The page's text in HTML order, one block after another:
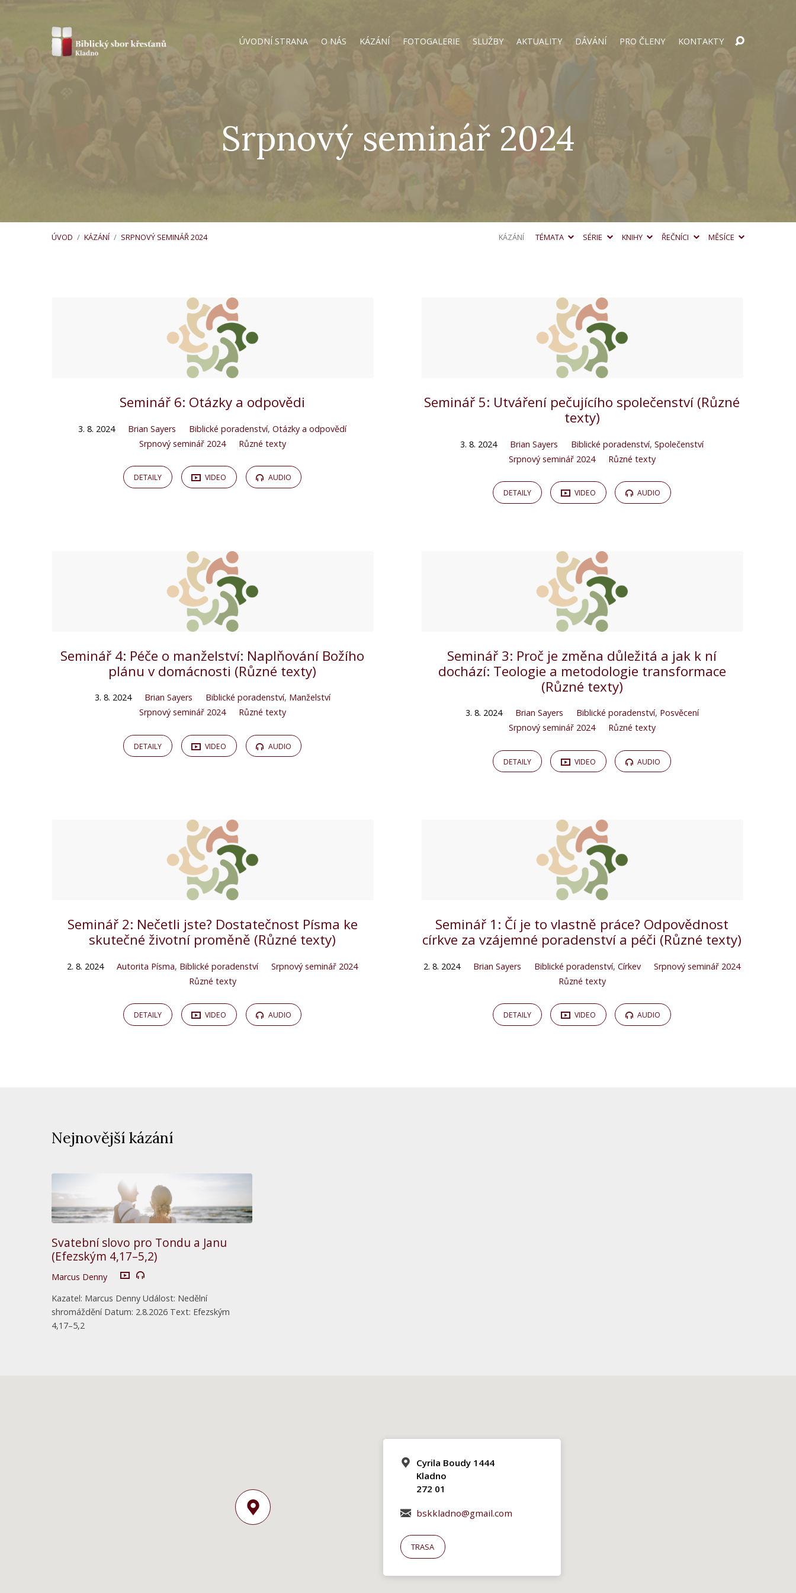
ÚVODNÍ STRANA O NÁS KÁZÁNÍ FOTOGALERIE SLUŽBY AKTUALITY DÁVÁNÍ PRO ČLENY KONTAKTY
Srpnový seminář 2024
ÚVOD / KÁZÁNÍ / SRPNOVÝ SEMINÁŘ 2024 KÁZÁNÍ TÉMATA SÉRIE KNIHY ŘEČNÍCI MĚSÍCE
Seminář 6: Otázky a odpovědi
3. 8. 2024 Brian Sayers Biblické poradenství,Otázky a odpovědí
Srpnový seminář 2024
Různé texty
DETAILY VIDEO AUDIO
Seminář 5: Utváření pečujícího společenství (Různé
texty)
3. 8. 2024 Brian Sayers Biblické poradenství,Společenství
Srpnový seminář 2024
Různé texty
DETAILY VIDEO AUDIO
Seminář 4: Péče o manželství: Naplňování Božího
plánu v domácnosti (Různé texty)
3. 8. 2024 Brian Sayers Biblické poradenství, Manželství
Srpnový seminář 2024
Různé texty
DETAILY VIDEO AUDIO
Seminář 3: Proč je změna důležitá a jak k ní
dochází: Teologie a metodologie transformace
(Různé texty)
3. 8. 2024 Brian Sayers Biblické poradenství, Posvěcení
Srpnový seminář 2024
Různé texty
DETAILY VIDEO AUDIO
Seminář 2: Nečetli jste? Dostatečnost Písma ke
skutečné životní proměně (Různé texty)
2. 8. 2024 Autorita Písma, Biblické poradenství
Srpnový seminář 2024
Různé texty
DETAILY VIDEO AUDIO
Seminář 1: Čí je to vlastně práce? Odpovědnost
církve za vzájemné poradenství a péči (Různé texty)
2. 8. 2024 Brian Sayers Biblické poradenství,Církev
Srpnový seminář 2024
Různé texty
DETAILY VIDEO AUDIO
Nejnovější kázání
Svatební slovo pro Tondu a Janu
(Efezským 4,17–5,2)
Marcus Denny
Kazatel: Marcus Denny Událost: Nedělní
shromáždění Datum: 2.8.2026 Text: Efezským
4,17–5,2
Cyrila Boudy 1444
Kladno
272 01
bskkladno@gmail.com
TRASA